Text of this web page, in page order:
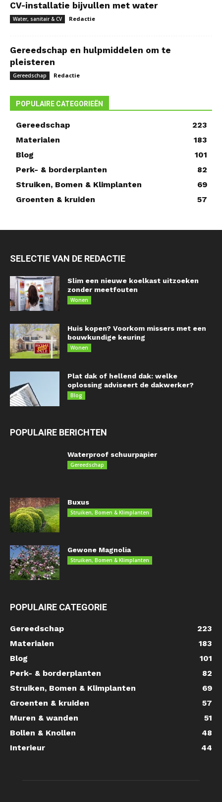
CV-installatie bijvullen met water
Water, sanitair & CV Redactie
Gereedschap en hulpmiddelen om te
pleisteren
Gereedschap Redactie
POPULAIRE CATEGORIEËN
Gereedschap
223
Materialen
183
Blog
101
Perk- & borderplanten
82
Struiken, Bomen & Klimplanten
69
Groenten & kruiden
57
SELECTIE VAN DE REDACTIE
Slim een nieuwe koelkast uitzoeken
zonder meetfouten
Wonen
Huis kopen? Voorkom missers met een
bouwkundige keuring
Wonen
Plat dak of hellend dak: welke
oplossing adviseert de dakwerker?
Blog
POPULAIRE BERICHTEN
Waterproof schuurpapier
Gereedschap
Buxus
Struiken, Bomen & Klimplanten
Gewone Magnolia
Struiken, Bomen & Klimplanten
POPULAIRE CATEGORIE
Gereedschap
223
Materialen
183
Blog
101
Perk- & borderplanten
82
Struiken, Bomen & Klimplanten
69
Groenten & kruiden
57
Muren & wanden
51
Bollen & Knollen
48
Interieur
44